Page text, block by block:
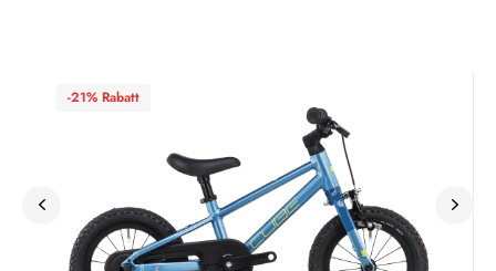
-21% Rabatt